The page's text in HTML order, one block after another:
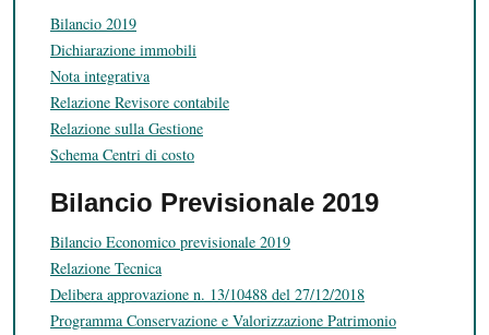
Bilancio 2019
Dichiarazione immobili
Nota integrativa
Relazione Revisore contabile
Relazione sulla Gestione
Schema Centri di costo
Bilancio Previsionale 2019
Bilancio Economico previsionale 2019
Relazione Tecnica
Delibera approvazione n. 13/10488 del 27/12/2018
Programma Conservazione e Valorizzazione Patrimonio